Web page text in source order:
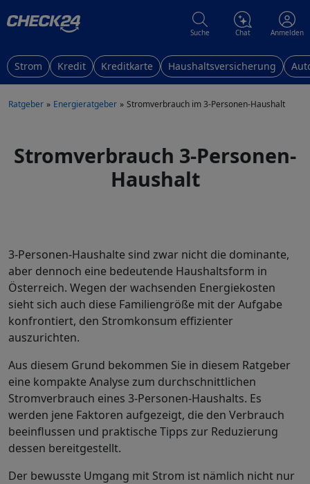
Suche Chat Anmelden
Strom Kredit Kreditkarte Haushaltsversicherung
Ratgeber Energieratgeber Stromverbrauch im 3-Personen-Haushalt
Stromverbrauch 3-Personen-
Haushalt
3-Personen-Haushalte sind zwar nicht die dominante,
aber dennoch eine bedeutende Haushaltsform in
Österreich. Wegen der wachsenden Energiekosten
sieht sich auch diese Familiengröße mit der Aufgabe
konfrontiert, den Stromkonsum effizienter
auszurichten.
Aus diesem Grund bekommen Sie in diesem Ratgeber
eine kompakte Analyse zum durchschnittlichen
Stromverbrauch eines 3-Personen-Haushalts. Es
werden jene Faktoren aufgezeigt, die den Verbrauch
beeinflussen und praktische Tipps zur Reduzierung
dessen bereitgestellt.
Der bewusste Umgang mit Strom ist nämlich nicht nur